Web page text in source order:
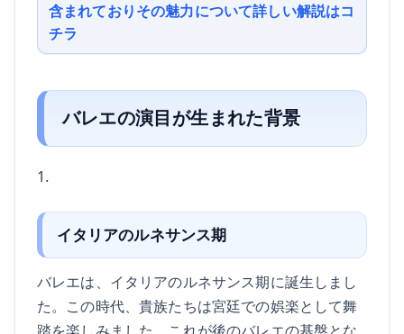
含まれておりその魅力について詳しい解説はコ
チラ
バレエの演目が生まれた背景
1.
イタリアのルネサンス期
バレエは、イタリアのルネサンス期に誕生しまし
た。この時代、貴族たちは宮廷での娯楽として舞